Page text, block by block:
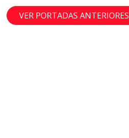
VER PORTADAS ANTERIORES